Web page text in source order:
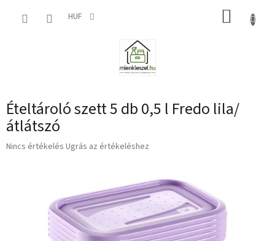
HUF KOSÁR
Ételtároló szett 5 db 0,5 l Fredo lila/
átlátszó
A
Nincs értékelés Ugrás az értékeléshez